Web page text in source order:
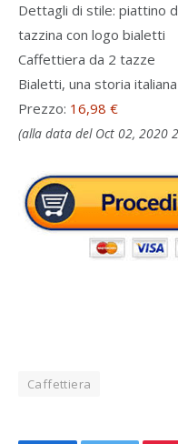
Dettagli di stile: piattino
tazzina con logo bialetti
Caffettiera da 2 tazze
Bialetti, una storia
Prezzo: 16,98 €
(alla data del Oct 02, 2020
Caffettiera